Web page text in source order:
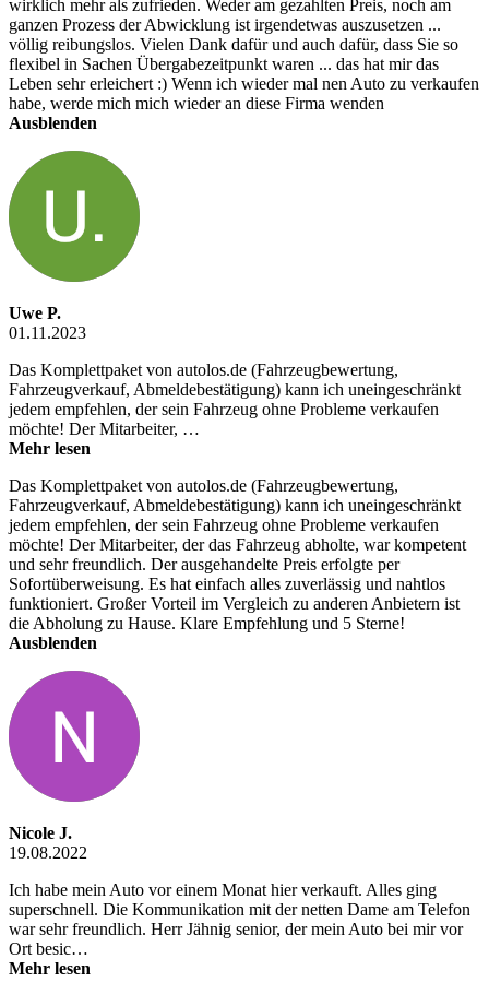
wirklich mehr als zufrieden. Weder am gezahlten Preis, noch am
ganzen Prozess der Abwicklung ist irgendetwas auszusetzen ...
völlig reibungslos. Vielen Dank dafür und auch dafür, dass Sie so
flexibel in Sachen Übergabezeitpunkt waren ... das hat mir das
Leben sehr erleichert :) Wenn ich wieder mal nen Auto zu verkaufen
habe, werde mich mich wieder an diese Firma wenden
Ausblenden
Uwe P.
01.11.2023
Das Komplettpaket von autolos.de (Fahrzeugbewertung,
Fahrzeugverkauf, Abmeldebestätigung) kann ich uneingeschränkt
jedem empfehlen, der sein Fahrzeug ohne Probleme verkaufen
möchte! Der Mitarbeiter, …
Mehr lesen
Das Komplettpaket von autolos.de (Fahrzeugbewertung,
Fahrzeugverkauf, Abmeldebestätigung) kann ich uneingeschränkt
jedem empfehlen, der sein Fahrzeug ohne Probleme verkaufen
möchte! Der Mitarbeiter, der das Fahrzeug abholte, war kompetent
und sehr freundlich. Der ausgehandelte Preis erfolgte per
Sofortüberweisung. Es hat einfach alles zuverlässig und nahtlos
funktioniert. Großer Vorteil im Vergleich zu anderen Anbietern ist
die Abholung zu Hause. Klare Empfehlung und 5 Sterne!
Ausblenden
Nicole J.
19.08.2022
Ich habe mein Auto vor einem Monat hier verkauft. Alles ging
superschnell. Die Kommunikation mit der netten Dame am Telefon
war sehr freundlich. Herr Jähnig senior, der mein Auto bei mir vor
Ort besic…
Mehr lesen